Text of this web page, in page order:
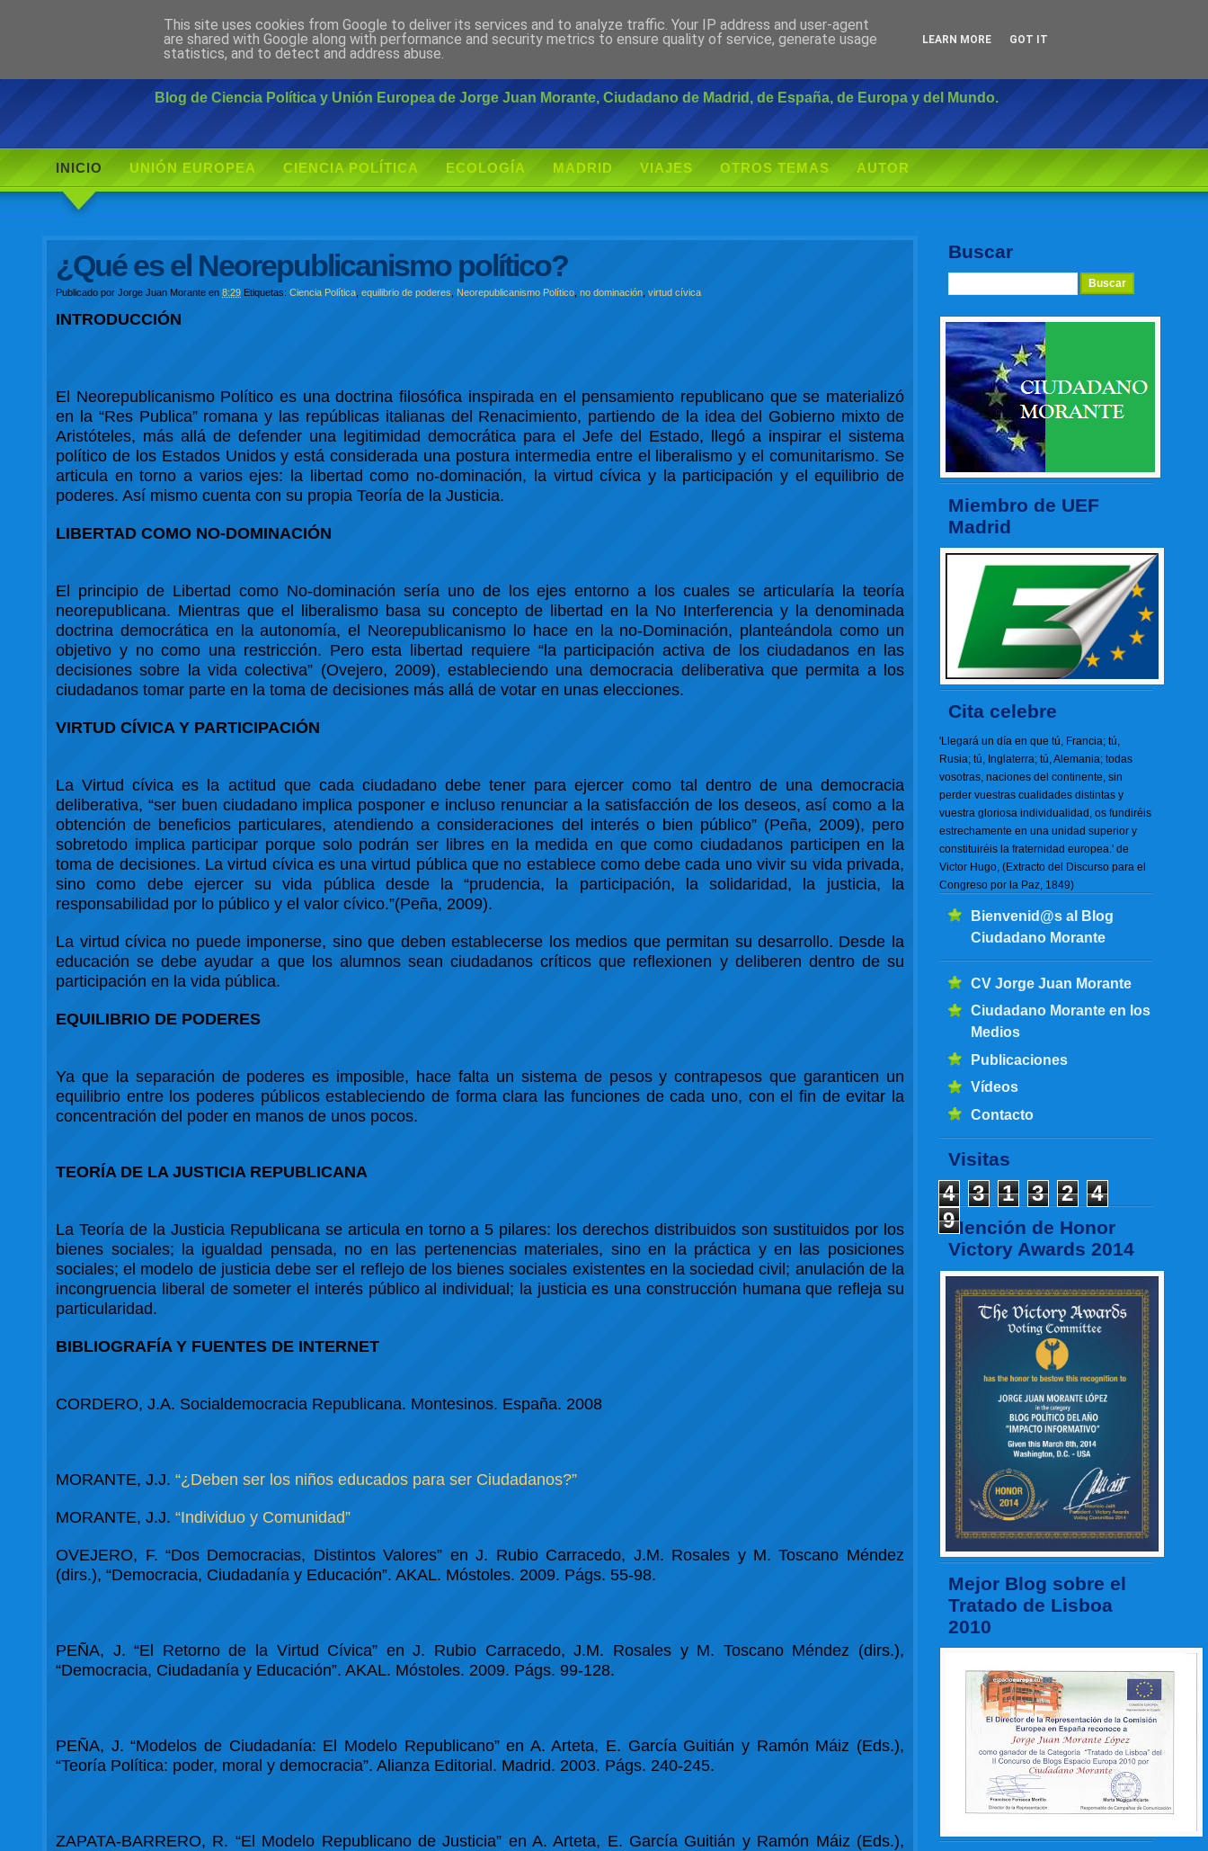
Ciudadano Morante
Blog de Ciencia Política y Unión Europea de Jorge Juan Morante, Ciudadano de Madrid, de España, de Europa y del Mundo.
INICIO UNIÓN EUROPEA CIENCIA POLÍTICA ECOLOGÍA MADRID VIAJES OTROS TEMAS AUTOR
Buscar
Miembro de UEF
Madrid
Cita celebre
'Llegará un día en que tú, Francia; tú,
Rusia; tú, Inglaterra; tú, Alemania; todas
vosotras, naciones del continente, sin
perder vuestras cualidades distintas y
vuestra gloriosa individualidad, os fundiréis
estrechamente en una unidad superior y
constituiréis la fraternidad europea.' de
Victor Hugo, (Extracto del Discurso para el
Congreso por la Paz, 1849)
Bienvenid@s al Blog
Ciudadano Morante
CV Jorge Juan Morante
Ciudadano Morante en los
Medios
Publicaciones
Vídeos
Contacto
Visitas
4 3 1 3 2
4
9Mención de Honor
Victory Awards 2014
Mejor Blog sobre el
Tratado de Lisboa
2010
¿Qué es el Neorepublicanismo político?
Publicado porJorge Juan Morante en8:29 Etiquetas:Ciencia Política ,equilibrio de poderes Neorepublicanismo Político ,no dominación ,virtud cívica
INTRODUCCIÓN
El Neorepublicanismo Político es una doctrina filosófica inspirada en el pensamiento republicano que se materializó
en la “Res Publica” romana y las repúblicas italianas del Renacimiento, partiendo de la idea del Gobierno mixto de
Aristóteles, más allá de defender una legitimidad democrática para el Jefe del Estado, llegó a inspirar el sistema
político de los Estados Unidos y está considerada una postura intermedia entre el liberalismo y el comunitarismo. Se
articula en torno a varios ejes: la libertad como no-dominación, la virtud cívica y la participación y el equilibrio de
poderes. Así mismo cuenta con su propia Teoría de la Justicia.
LIBERTAD COMO NO-DOMINACIÓN
El principio de Libertad como No-dominación sería uno de los ejes entorno a los cuales se articularía la teoría
neorepublicana. Mientras que el liberalismo basa su concepto de libertad en la No Interferencia y la denominada
doctrina democrática en la autonomía, el Neorepublicanismo lo hace en la no-Dominación, planteándola como un
objetivo y no como una restricción. Pero esta libertad requiere “la participación activa de los ciudadanos en las
decisiones sobre la vida colectiva” (Ovejero, 2009), estableciendo una democracia deliberativa que permita a los
ciudadanos tomar parte en la toma de decisiones más allá de votar en unas elecciones.
VIRTUD CÍVICA Y PARTICIPACIÓN
La Virtud cívica es la actitud que cada ciudadano debe tener para ejercer como tal dentro de una democracia
deliberativa, “ser buen ciudadano implica posponer e incluso renunciar a la satisfacción de los deseos, así como a la
obtención de beneficios particulares, atendiendo a consideraciones del interés o bien público” (Peña, 2009), pero
sobretodo implica participar porque solo podrán ser libres en la medida en que como ciudadanos participen en la
toma de decisiones. La virtud cívica es una virtud pública que no establece como debe cada uno vivir su vida privada,
sino como debe ejercer su vida pública desde la “prudencia, la participación, la solidaridad, la justicia, la
responsabilidad por lo público y el valor cívico.”(Peña, 2009).
La virtud cívica no puede imponerse, sino que deben establecerse los medios que permitan su desarrollo. Desde la
educación se debe ayudar a que los alumnos sean ciudadanos críticos que reflexionen y deliberen dentro de su
participación en la vida pública.
EQUILIBRIO DE PODERES
Ya que la separación de poderes es imposible, hace falta un sistema de pesos y contrapesos que garanticen un
equilibrio entre los poderes públicos estableciendo de forma clara las funciones de cada uno, con el fin de evitar la
concentración del poder en manos de unos pocos.
TEORÍA DE LA JUSTICIA REPUBLICANA
La Teoría de la Justicia Republicana se articula en torno a 5 pilares: los derechos distribuidos son sustituidos por los
bienes sociales; la igualdad pensada, no en las pertenencias materiales, sino en la práctica y en las posiciones
sociales; el modelo de justicia debe ser el reflejo de los bienes sociales existentes en la sociedad civil; anulación de la
incongruencia liberal de someter el interés público al individual; la justicia es una construcción humana que refleja su
particularidad.
BIBLIOGRAFÍA Y FUENTES DE INTERNET
CORDERO, J.A. Socialdemocracia Republicana. Montesinos. España. 2008
MORANTE, J.J.“¿Deben ser los niños educados para ser Ciudadanos?”
MORANTE, J.J.“Individuo y Comunidad”
OVEJERO, F. “Dos Democracias, Distintos Valores” en J. Rubio Carracedo, J.M. Rosales y M. Toscano Méndez
(dirs.), “Democracia, Ciudadanía y Educación”. AKAL. Móstoles. 2009. Págs. 55-98.
PEÑA, J. “El Retorno de la Virtud Cívica” en J. Rubio Carracedo, J.M. Rosales y M. Toscano Méndez (dirs.),
“Democracia, Ciudadanía y Educación”. AKAL. Móstoles. 2009. Págs. 99-128.
PEÑA, J. “Modelos de Ciudadanía: El Modelo Republicano” en A. Arteta, E. García Guitián y Ramón Máiz (Eds.),
“Teoría Política: poder, moral y democracia”. Alianza Editorial. Madrid. 2003. Págs. 240-245.
ZAPATA-BARRERO, R. “El Modelo Republicano de Justicia” en A. Arteta, E. García Guitián y Ramón Máiz (Eds.),
This site uses cookies from Google to deliver its services and to analyze traffic. Your IP address and user-agent
are shared with Google along with performance and security metrics to ensure quality of service, generate usage
statistics, and to detect and address abuse.
LEARN MORE GOT IT